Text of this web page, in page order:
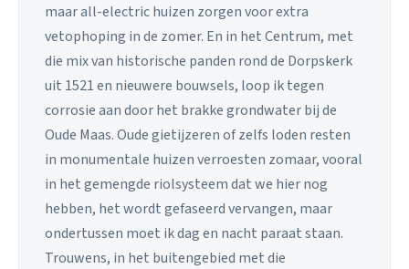
maar all-electric huizen zorgen voor extra
vetophoping in de zomer. En in het Centrum, met
die mix van historische panden rond de Dorpskerk
uit 1521 en nieuwere bouwsels, loop ik tegen
corrosie aan door het brakke grondwater bij de
Oude Maas. Oude gietijzeren of zelfs loden resten
in monumentale huizen verroesten zomaar, vooral
in het gemengde riolsysteem dat we hier nog
hebben, het wordt gefaseerd vervangen, maar
ondertussen moet ik dag en nacht paraat staan.
Trouwens, in het buitengebied met die